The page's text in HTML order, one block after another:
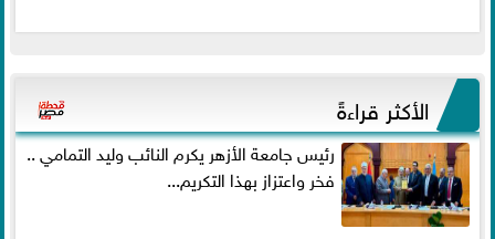
الأكثر قراءةً
رئيس جامعة الأزهر يكرم النائب وليد التمامي ..
فخر واعتزاز بهذا التكريم...